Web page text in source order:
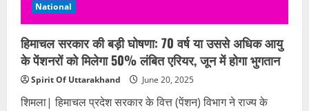
निर्देश
National
हिमाचल सरकार की बड़ी घोषणा: 70 वर्ष या उससे अधिक आयु
के पेंशनरों को मिलेगा 50% लंबित एरियर, जून में होगा भुगतान
Spirit Of Uttarakhand June 20, 2025
शिमला| हिमाचल प्रदेश सरकार के वित्त (पेंशन) विभाग ने राज्य के